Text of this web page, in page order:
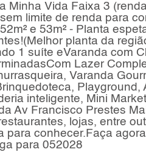
Minha Vida Faixa 3
limite de renda para
e 53m² - Planta
planta da
1 suíte eVaranda com
Lazer
Varanda
inteligente, Mini
Av Francisco Prestes
lojas, entre
para conhecer.Faça
para 052028